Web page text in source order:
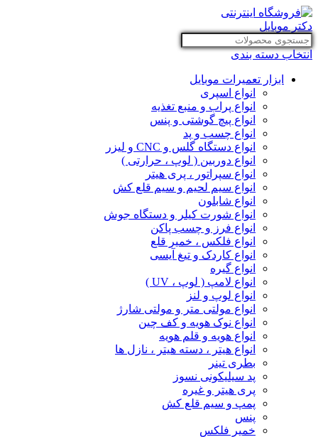
انتخاب دسته بندی
ابزار تعمیرات موبایل
انواع اسپری
انواع پراب و منبع تغذیه
انواع پیچ گوشتی و پنس
انواع چسب و پد
انواع دستگاه گلس و CNC و لیزر
انواع دوربین ( لوپ ، حرارتی )
انواع سپراتور ، پری هیتر
انواع سیم لحیم و سیم قلع کش
انواع شابلون
انواع شورت کیلر و دستگاه جوش
انواع فرز و چسب پاکن
انواع فلکس ، خمیر قلع
انواع کاردک و تیغ آیسی
انواع گیره
انواع لامپ ( لوپ ، UV )
انواع لوپ و لنز
انواع مولتی متر و مولتی شارژ
انواع نوک هویه و کف چین
انواع هویه و قلم هویه
انواع هیتر ، دسته هیتر ، نازل ها
بطری تینر
پد سیلیکونی نسوز
پری هیتر و غیره
پمپ و سیم قلع کش
پنس
خمیر فلکس